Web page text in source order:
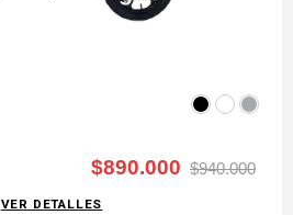
$890.000 $940.000
VER DETALLES